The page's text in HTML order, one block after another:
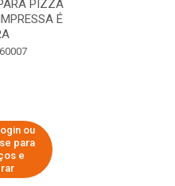
PIZZA
É
ou
para
e